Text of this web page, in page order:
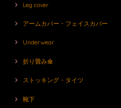
Leg cover
アームカバー・フェイスカバー
Underwear
折り畳み傘
ストッキング・タイツ
靴下